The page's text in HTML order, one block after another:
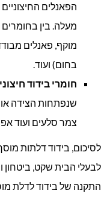
הפאנלים
מעלה. בין בחומרים
מוקף, פאנלים
בחום) ועוד.
חומרי בידוד
שנפתחות הצידה או
צמר סלעים ועוד
לבעלי הבית שקט, ביטחון
התקנה של בידוד לדלת